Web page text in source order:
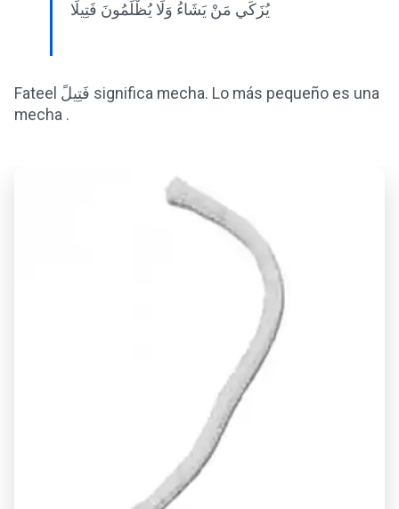
يُزَكِّي مَنْ يَشَاءُ وَلَا يُظْلَمُونَ فَتِيلًا
Fateel فَتِيلً significa mecha. Lo más pequeño es una
mecha .